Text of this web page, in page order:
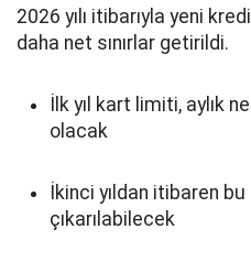
2026 yılı itibarıyla yeni
daha net sınırlar getirildi.
İlk yıl kart limiti, aylık
olacak
İkinci yıldan itibaren
çıkarılabilecek